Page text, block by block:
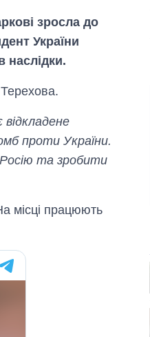
зросла до
України
наслідки.
проти України.
та зробити
місці працюють
Скільки картоплі
вирощували в
Україні до і під час
великої війни